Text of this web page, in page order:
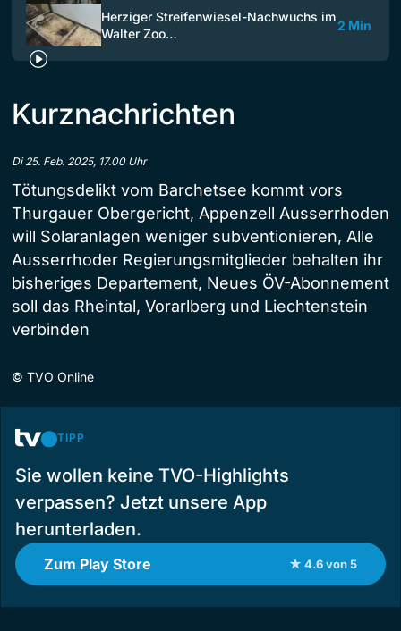
Herziger Streifenwiesel-Nachwuchs im
Walter Zoo…
2 Min
Kurznachrichten
Di 25. Feb. 2025, 17.00 Uhr
Tötungsdelikt vom Barchetsee kommt vors
Thurgauer Obergericht, Appenzell Ausserrhoden
will Solaranlagen weniger subventionieren, Alle
Ausserrhoder Regierungsmitglieder behalten ihr
bisheriges Departement, Neues ÖV-Abonnement
soll das Rheintal, Vorarlberg und Liechtenstein
verbinden
© TVO Online
TIPP
Sie wollen keine TVO-Highlights
verpassen? Jetzt unsere App
herunterladen.
Zum Play Store ★ 4.6 von 5